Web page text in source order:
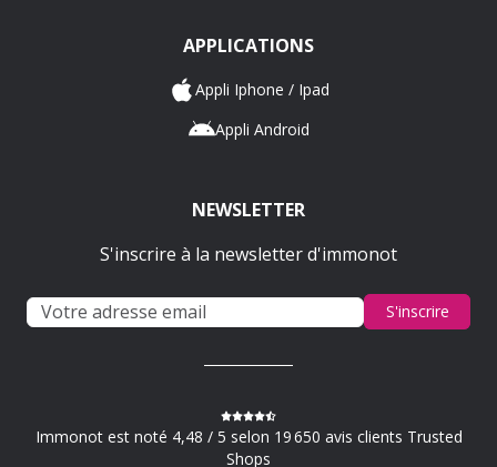
APPLICATIONS
Appli Iphone / Ipad
Appli Android
NEWSLETTER
S'inscrire à la newsletter d'immonot
S'inscrire
Immonot est noté 4,48 / 5 selon 19 650 avis clients Trusted
Shops